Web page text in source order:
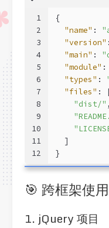
1
2
3
4
5
6
7
8
9
10
11
12
{
"name" :
"version"
"main" :
"module" :
"types" :
"files" :
"dist/" ,
  ]
}
🎯 跨框架使
1. jQuery 项目